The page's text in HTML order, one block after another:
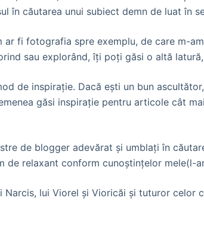
în căutarea unui subiect demn de luat în
fi fotografia spre exemplu, de care m-
sau explorând, îţi poţi găsi o altă
de inspiraţie. Dacă eşti un bun
găsi inspiraţie pentru articole cât
de blogger adevărat şi umblaţi în
de relaxant conform cunoştinţelor mele(l-
Narcis, lui Viorel şi Vioricăi şi tuturor celor